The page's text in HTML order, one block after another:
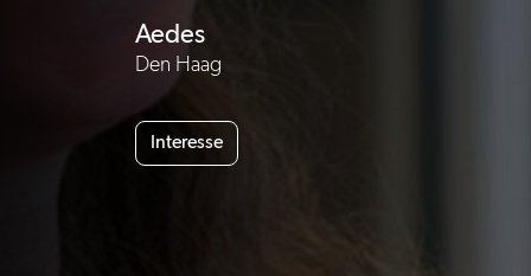
Aedes
Den Haag
Interesse